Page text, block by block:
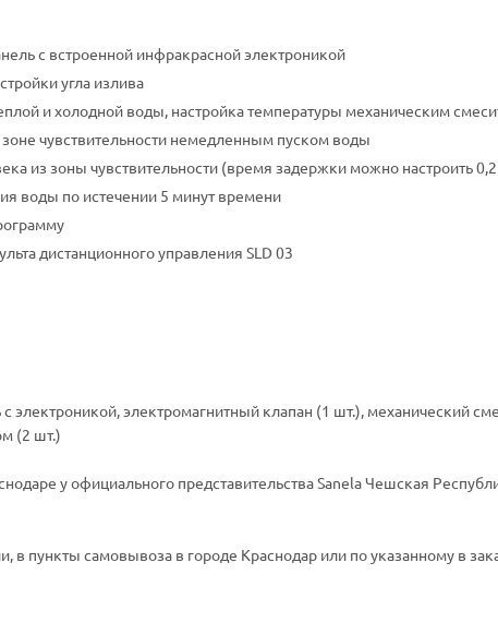
с встроенной инфракрасной электроникой
угла излива
и холодной воды, настройка температуры механическим
зоне чувствительности немедленным пуском воды
из зоны чувствительности (время задержки можно настроить
воды по истечении 5 минут времени
дистанционного управления SLD 03
электроникой, электромагнитный клапан (1 шт.), механический
(2 шт.)
у официального представительства Sanela Чешская
в пункты самовывоза в городе Краснодар или по указанному в